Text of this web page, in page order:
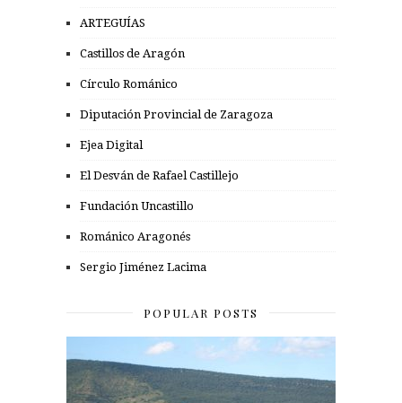
ARTEGUÍAS
Castillos de Aragón
Círculo Románico
Diputación Provincial de Zaragoza
Ejea Digital
El Desván de Rafael Castillejo
Fundación Uncastillo
Románico Aragonés
Sergio Jiménez Lacima
POPULAR POSTS